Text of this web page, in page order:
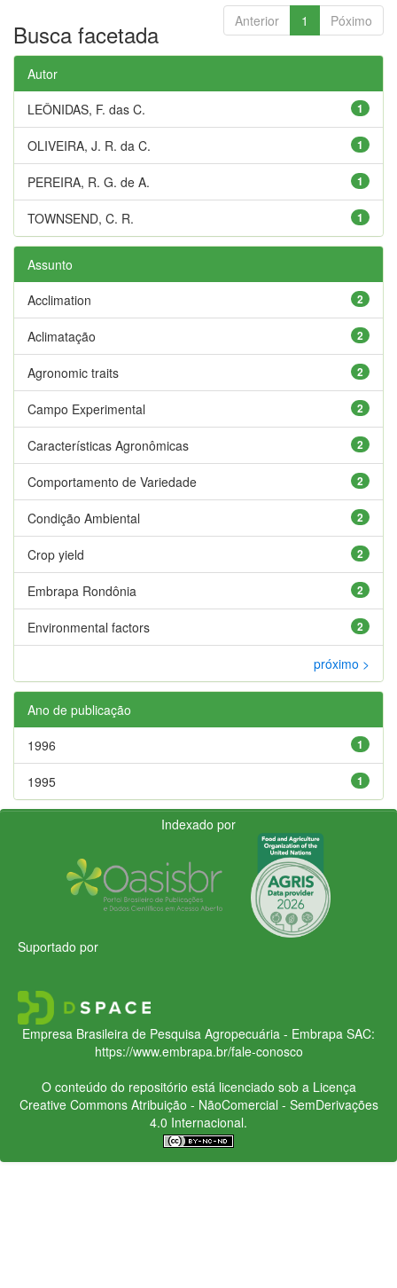
Anterior 1 Póximo
Busca facetada
Autor
1
LEÔNIDAS, F. das C.
1
OLIVEIRA, J. R. da C.
1
PEREIRA, R. G. de A.
1
TOWNSEND, C. R.
Assunto
2
Acclimation
2
Aclimatação
2
Agronomic traits
2
Campo Experimental
2
Características Agronômicas
2
Comportamento de Variedade
2
Condição Ambiental
2
Crop yield
2
Embrapa Rondônia
2
Environmental factors
próximo >
Ano de publicação
1
1996
1
1995
Indexado por
Suportado por
Empresa Brasileira de Pesquisa Agropecuária - Embrapa SAC:
https://www.embrapa.br/fale-conosco
O conteúdo do repositório está licenciado sob a Licença
Creative CommonsAtribuição - NãoComercial - SemDerivações
4.0 Internacional.